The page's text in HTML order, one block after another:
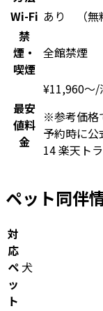
Wi-Fi あり （無
禁
煙・
喫煙
全館禁煙
最安
値料
金
¥11,960〜/
※参考価格
予約時に公
14 楽天トラ
ペット同伴
対
応
ペ
ッ
ト
犬